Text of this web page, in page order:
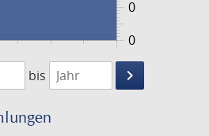
0
0
1475
bis
keyboard_arrow_right
Suche